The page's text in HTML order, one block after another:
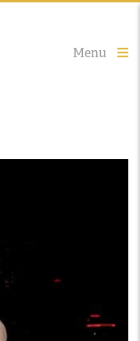
Menu